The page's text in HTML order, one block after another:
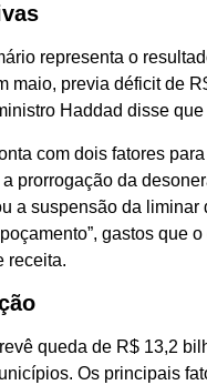
representa o
maio, previa déficit de
Haddad disse
com dois fatores
prorrogação da
a suspensão da
gastos que
receita.
queda de R$ 13,2
Os principais